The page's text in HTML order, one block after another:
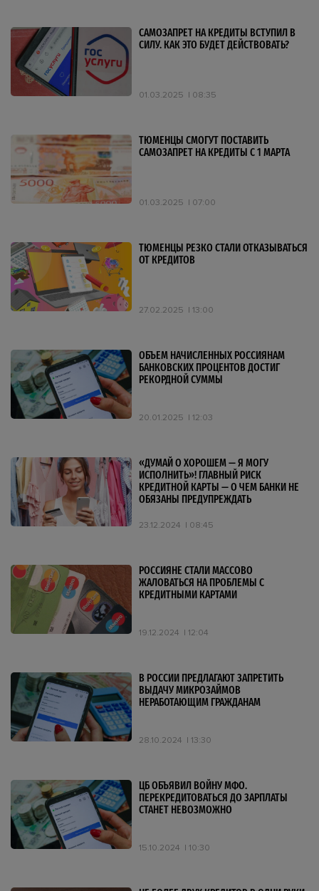
САМОЗАПРЕТ НА КРЕДИТЫ ВСТУПИЛ В
СИЛУ. КАК ЭТО БУДЕТ ДЕЙСТВОВАТЬ?
01.03.2025 08:35
ТЮМЕНЦЫ СМОГУТ ПОСТАВИТЬ
САМОЗАПРЕТ НА КРЕДИТЫ С 1 МАРТА
01.03.2025 07:00
ТЮМЕНЦЫ РЕЗКО СТАЛИ ОТКАЗЫВАТЬСЯ
ОТ КРЕДИТОВ
27.02.2025 13:00
ОБЪЕМ НАЧИСЛЕННЫХ РОССИЯНАМ
БАНКОВСКИХ ПРОЦЕНТОВ ДОСТИГ
РЕКОРДНОЙ СУММЫ
20.01.2025 12:03
«ДУМАЙ О ХОРОШЕМ — Я МОГУ
ИСПОЛНИТЬ»! ГЛАВНЫЙ РИСК
КРЕДИТНОЙ КАРТЫ — О ЧЕМ БАНКИ НЕ
ОБЯЗАНЫ ПРЕДУПРЕЖДАТЬ
23.12.2024 08:45
РОССИЯНЕ СТАЛИ МАССОВО
ЖАЛОВАТЬСЯ НА ПРОБЛЕМЫ С
КРЕДИТНЫМИ КАРТАМИ
19.12.2024 12:04
В РОССИИ ПРЕДЛАГАЮТ ЗАПРЕТИТЬ
ВЫДАЧУ МИКРОЗАЙМОВ
НЕРАБОТАЮЩИМ ГРАЖДАНАМ
28.10.2024 13:30
ЦБ ОБЪЯВИЛ ВОЙНУ МФО.
ПЕРЕКРЕДИТОВАТЬСЯ ДО ЗАРПЛАТЫ
СТАНЕТ НЕВОЗМОЖНО
15.10.2024 10:30